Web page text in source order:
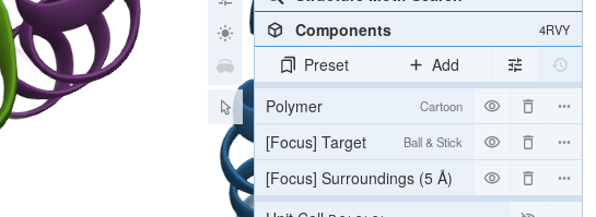
Components
4RVY
Preset
Add
Polymer
Cartoon
[Focus] Target Ball & Stick
[Focus] Surroundings (5 Å)